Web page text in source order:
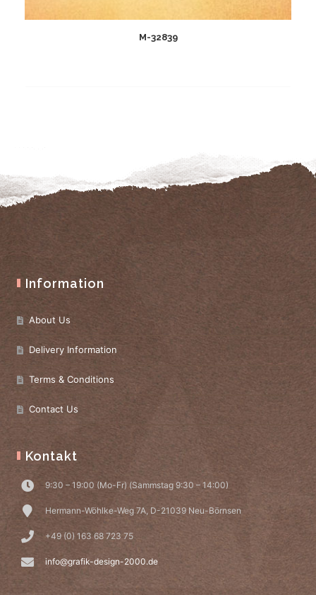
M-32839
Information
About Us
Delivery Information
Terms & Conditions
Contact Us
Kontakt
9:30 – 19:00 (Mo-Fr) (Sammstag 9:30 – 14:00)
Hermann-Wöhlke-Weg 7A, D-21039 Neu-Börnsen
+49 (0) 163 68 723 75
info@grafik-design-2000.de